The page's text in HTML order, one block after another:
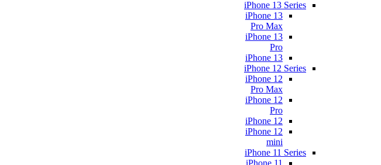
iPhone 13 Series
iPhone 13
Pro Max
iPhone 13
Pro
iPhone 13
iPhone 12 Series
iPhone 12
Pro Max
iPhone 12
Pro
iPhone 12
iPhone 12
mini
iPhone 11 Series